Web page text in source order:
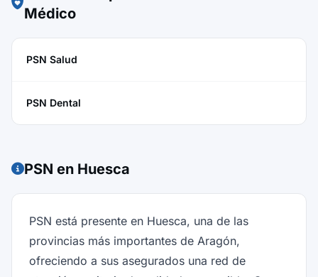
Médico
PSN Salud
PSN Dental
PSN en Huesca
PSN está presente en Huesca, una de las
provincias más importantes de Aragón,
ofreciendo a sus asegurados una red de